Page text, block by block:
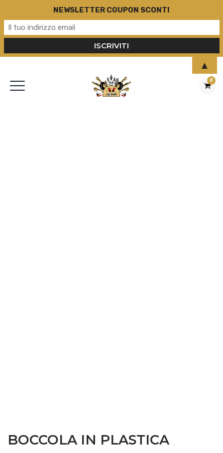
0
BOCCOLA IN PLASTICA
NEWSLETTER COUPON SCONTI
▲